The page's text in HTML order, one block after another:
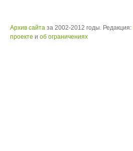
Архив сайта за 2002-2012 годы. Редакция:
проекте и об ограничениях